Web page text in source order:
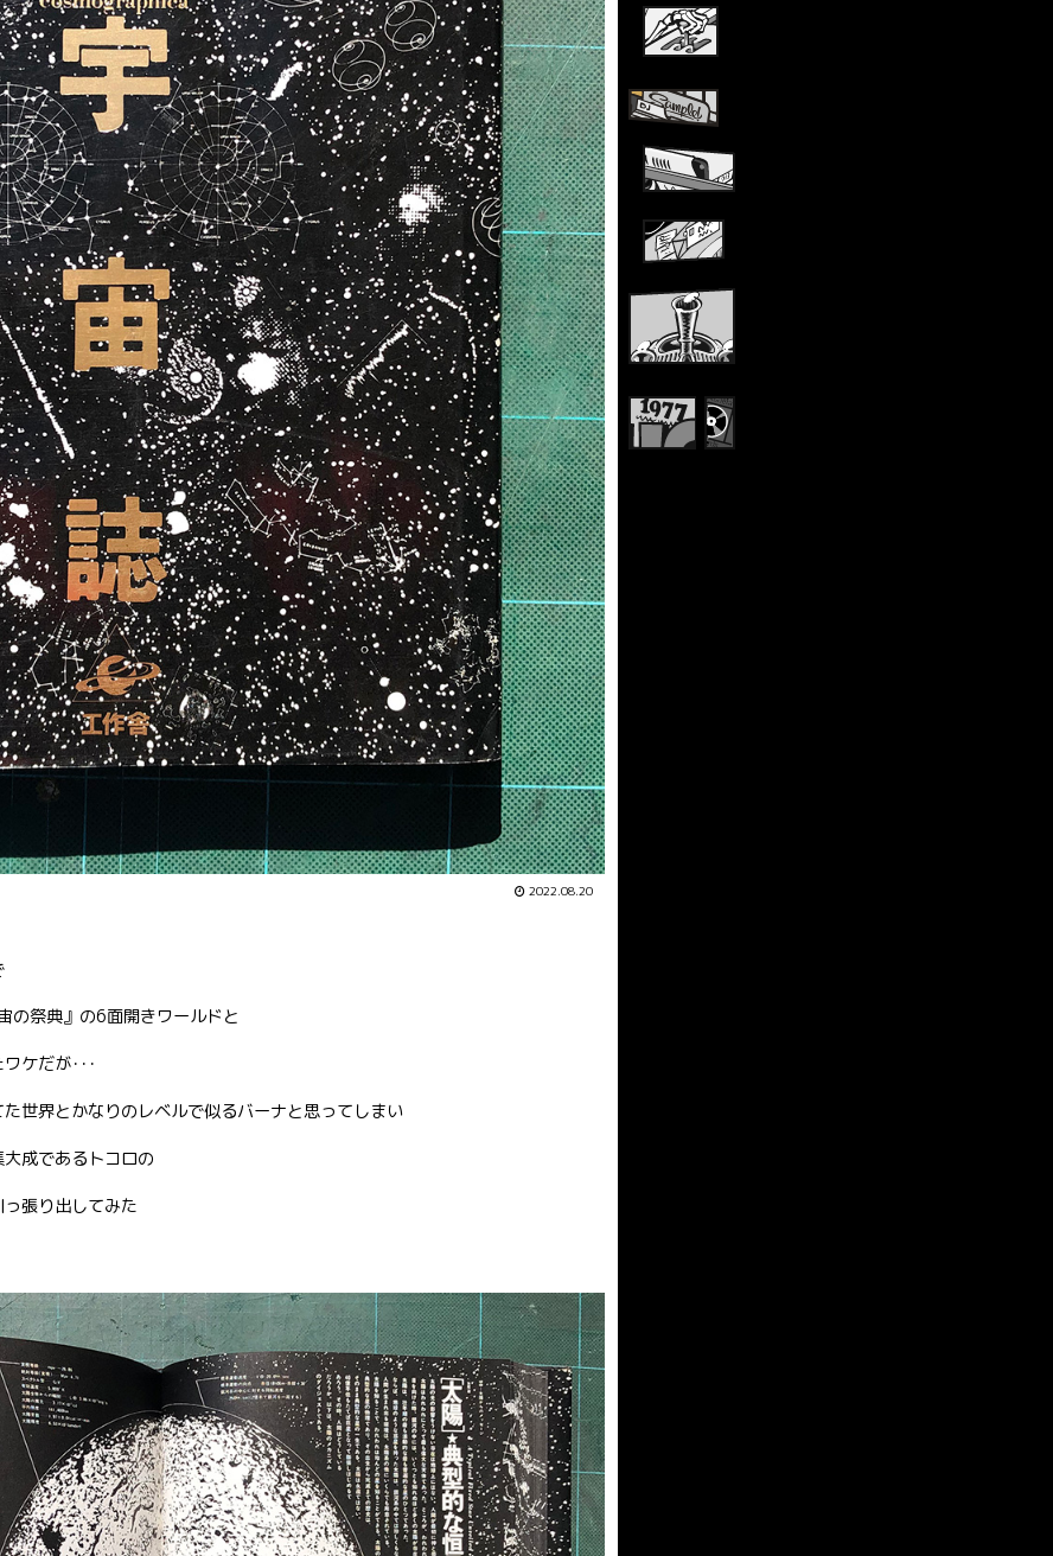
2022.08.20
の祭典』の6面開きワールドと
ケだが･･･
世界とかなりのレベルで似るバーナと思ってしまい
成であるトコロの
張り出してみた